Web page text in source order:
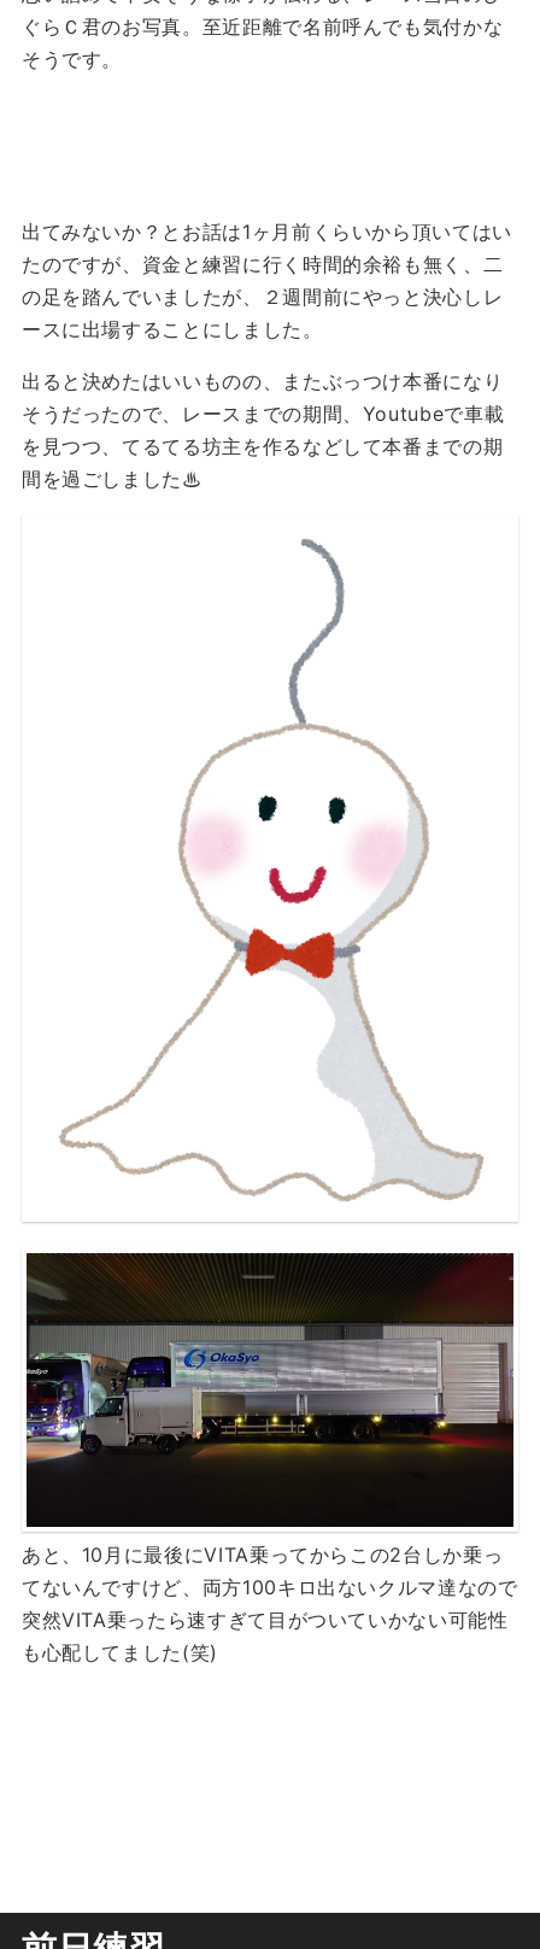
ぐらＣ君のお写真。至近距離で名前呼んでも気付かな
そうです。
出てみないか？とお話は1ヶ月前くらいから頂いてはい
たのですが、資金と練習に行く時間的余裕も無く、二
の足を踏んでいましたが、２週間前にやっと決心しレ
ースに出場することにしました。
出ると決めたはいいものの、またぶっつけ本番になり
そうだったので、レースまでの期間、Youtubeで車載
を見つつ、てるてる坊主を作るなどして本番までの期
間を過ごしました♨
あと、10月に最後にVITA乗ってからこの2台しか乗っ
てないんですけど、両方100キロ出ないクルマ達なので
突然VITA乗ったら速すぎて目がついていかない可能性
も心配してました(笑)